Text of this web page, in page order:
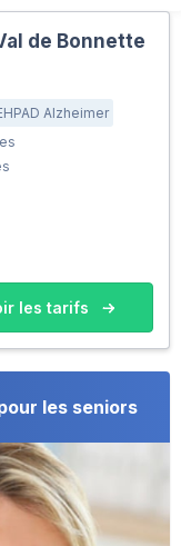
de Bonnette
Alzheimer
les tarifs
les seniors